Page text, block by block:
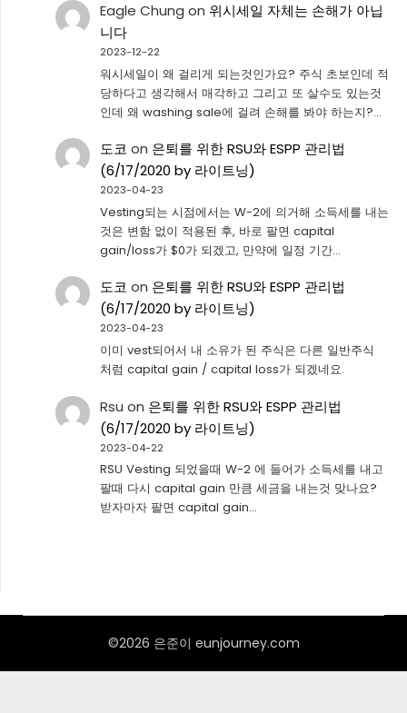
Eagle Chung on 위시세일 자체는 손해가 아닙
니다
2023-12-22
워시세일이 왜 걸리게 되는것인가요? 주식 초보인데 적
당하다고 생각해서 매각하고 그리고 또 살수도 있는것
인데 왜 washing sale에 걸려 손해를 봐야 하는지?…
도코 on 은퇴를 위한 RSU와 ESPP 관리법
(6/17/2020 by 라이트닝)
2023-04-23
Vesting되는 시점에서는 W-2에 의거해 소득세를 내는
것은 변함 없이 적용된 후, 바로 팔면 capital
gain/loss가 $0가 되겠고, 만약에 일정 기간…
도코 on 은퇴를 위한 RSU와 ESPP 관리법
(6/17/2020 by 라이트닝)
2023-04-23
이미 vest되어서 내 소유가 된 주식은 다른 일반주식
처럼 capital gain / capital loss가 되겠네요.
Rsu on 은퇴를 위한 RSU와 ESPP 관리법
(6/17/2020 by 라이트닝)
2023-04-22
RSU Vesting 되었을때 W-2 에 들어가 소득세를 내고
팔때 다시 capital gain 만큼 세금을 내는것 맞나요?
받자마자 팔면 capital gain…
©2026 은준이 eunjourney.com